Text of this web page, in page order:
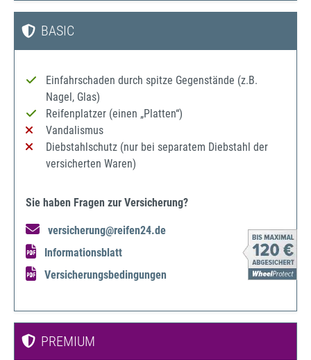
BASIC
Einfahrschaden durch spitze Gegenstände (z.B.
Nagel, Glas)
Reifenplatzer (einen „Platten“)
Vandalismus
Diebstahlschutz (nur bei separatem Diebstahl der
versicherten Waren)
Sie haben Fragen zur Versicherung?
versicherung@reifen24.de
Informationsblatt
Versicherungsbedingungen
PREMIUM